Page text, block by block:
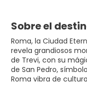
Sobre el
Roma, la Ciudad
revela grandiosos
de Trevi, con su
de San Pedro,
Roma vibra de